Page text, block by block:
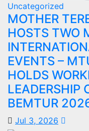
Uncategorized
MOTHER
HOSTS TWO
EVENTS –
HOLDS
LEADERSHIP
BEMTUR
Jul 3, 2026